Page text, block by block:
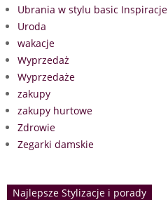
Ubrania w stylu basic Inspiracje
Uroda
wakacje
Wyprzedaż
Wyprzedaże
zakupy
zakupy hurtowe
Zdrowie
Zegarki damskie
Najlepsze Stylizacje i porady